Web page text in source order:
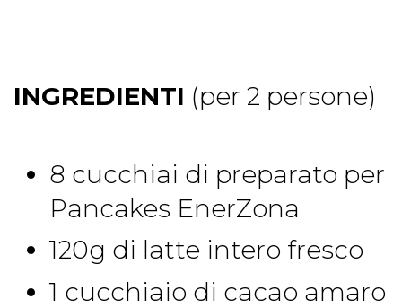
INGREDIENTI (per 2 persone)
8 cucchiai di preparato per
Pancakes EnerZona
120g di latte intero fresco
1 cucchiaio di cacao amaro